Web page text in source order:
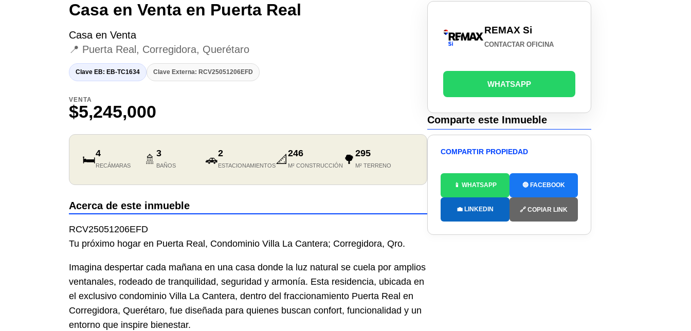
Casa en Venta en Puerta Real
Casa en Venta
📍 Puerta Real, Corregidora, Querétaro
Clave EB: EB-TC1634 Clave Externa: RCV25051206EFD
VENTA
$5,245,000
🛏️4
RECÁMARAS 🚿3
BAÑOS 🚗2
ESTACIONAMIENTOS📐246
M² CONSTRUCCIÓN 🌳295
M² TERRENO
Acerca de este inmueble
RCV25051206EFD
Tu próximo hogar en Puerta Real, Condominio Villa La Cantera; Corregidora, Qro.
Imagina despertar cada mañana en una casa donde la luz natural se cuela por amplios
ventanales, rodeado de tranquilidad, seguridad y armonía. Esta residencia, ubicada en
el exclusivo condominio Villa La Cantera, dentro del fraccionamiento Puerta Real en
Corregidora, Querétaro, fue diseñada para quienes buscan confort, funcionalidad y un
entorno que inspire bienestar.
REMAX Si
CONTACTAR OFICINA
WHATSAPP
Comparte este Inmueble
COMPARTIR PROPIEDAD
📱 WHATSAPP 🔵 FACEBOOK
💼 LINKEDIN 🔗 COPIAR LINK